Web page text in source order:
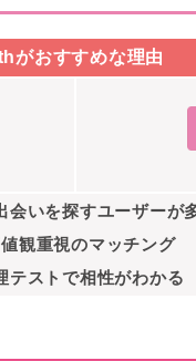
がおすすめな理由
会いを探すユーザーが
値観重視のマッチング
テストで相性がわかる